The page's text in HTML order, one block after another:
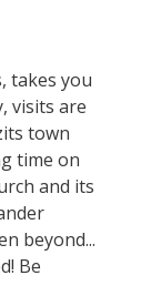
takes you
visits are
town
time on
and its
beyond...
Be